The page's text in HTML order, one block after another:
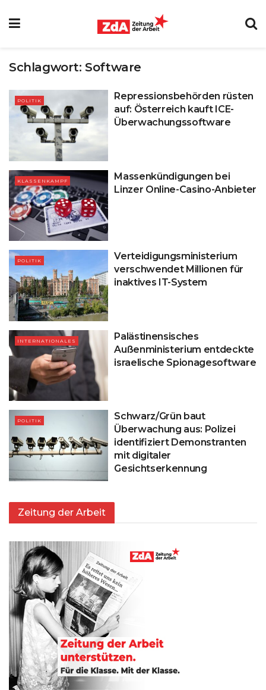
Schlagwort: Software
POLITIK
Repressionsbehörden rüsten
auf: Österreich kauft ICE-
Überwachungssoftware
KLASSENKAMPF
Massenkündigungen bei
Linzer Online-Casino-Anbieter
POLITIK
Verteidigungsministerium
verschwendet Millionen für
inaktives IT-System
INTERNATIONALES
Palästinensisches
Außenministerium entdeckte
israelische Spionagesoftware
POLITIK
Schwarz/Grün baut
Überwachung aus: Polizei
identifiziert Demonstranten
mit digitaler
Gesichtserkennung
Zeitung der Arbeit